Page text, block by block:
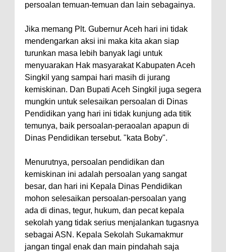
persoalan temuan-temuan dan lain sebagainya.
Jika memang Plt. Gubernur Aceh hari ini tidak
mendengarkan aksi ini maka kita akan siap
turunkan masa lebih banyak lagi untuk
menyuarakan Hak masyarakat Kabupaten Aceh
Singkil yang sampai hari masih di jurang
kemiskinan. Dan Bupati Aceh Singkil juga segera
mungkin untuk selesaikan persoalan di Dinas
Pendidikan yang hari ini tidak kunjung ada titik
temunya, baik persoalan-peraoalan apapun di
Dinas Pendidikan tersebut. "kata Boby".
Menurutnya, persoalan pendidikan dan
kemiskinan ini adalah persoalan yang sangat
besar, dan hari ini Kepala Dinas Pendidikan
mohon selesaikan persoalan-persoalan yang
ada di dinas, tegur, hukum, dan pecat kepala
sekolah yang tidak serius menjalankan tugasnya
sebagai ASN. Kepala Sekolah Sukamakmur
jangan tingal enak dan main pindahah saja